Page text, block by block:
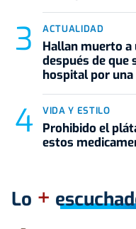
ACTUALIDAD
Hallan muerto a
después de que
hospital por
VIDA Y ESTILO
Prohibido el
estos
Lo +